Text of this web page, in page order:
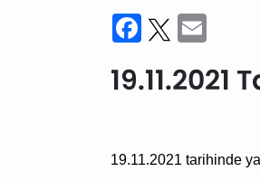
Facebook
Twitter
19.11.2021
19.11.2021 tarihinde